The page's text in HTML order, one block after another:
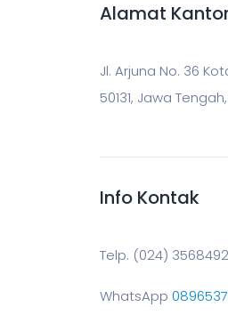
Alamat
Jl. Arjuna No. 36
50131, Jawa
Info Kontak
Telp. (024) 3568492
WhatsApp